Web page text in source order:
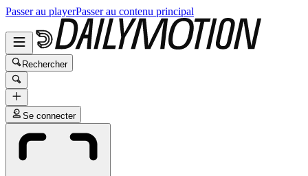
Passer au playerPasser au contenu principal
Rechercher
Se connecter